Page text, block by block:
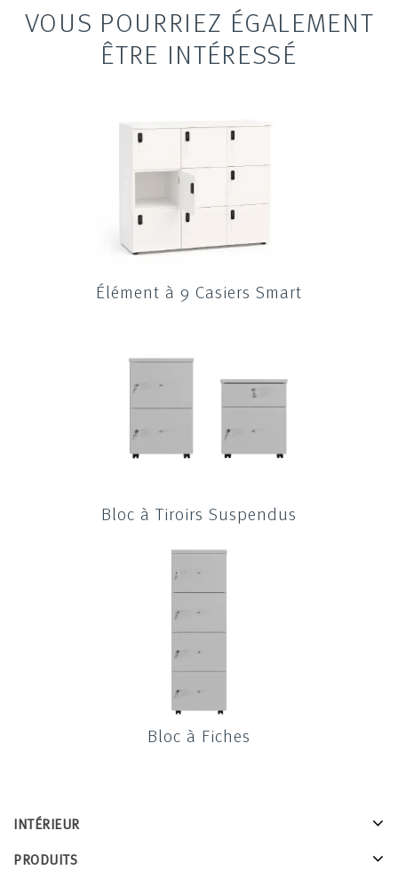
VOUS POURRIEZ ÉGALEMENT
ÊTRE INTÉRESSÉ
Élément à 9 Casiers Smart
Bloc à Tiroirs Suspendus
Bloc à Fiches
INTÉRIEUR
PRODUITS